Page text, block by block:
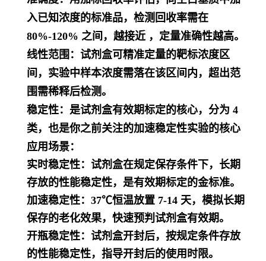
入已知浓度的标准品，检测回收率需在
80%-120% 之间，越接近 ，定量准确性越高。
线性范围 ：试剂盒可精准定量的靶标浓度区
间，实验中样本浓度需落在该区间内，超出范
围需稀释后检测。
稳定性：是试剂盒有效期标定的核心，分为 4
类，也是你之前关注的加速稳定性实验的核心
应用场景：
实时稳定性：试剂盒在规定保存条件下，长期
存放的性能稳定性，是有效期标定的金标准。
加速稳定性：37℃恒温放置 7-14 天，模拟长期
保存的老化效果，快速预判试剂盒有效期。
开瓶稳定性：试剂盒开封后，按规定条件存放
的性能稳定性，指导开封后的使用时限。